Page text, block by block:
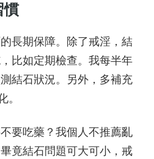
慣
長期保障。除了戒淫，結
比如定期檢查。我每半年
結石狀況。另外，多補充
。
要吃藥？我個人不推薦亂
竟結石問題可大可小，戒